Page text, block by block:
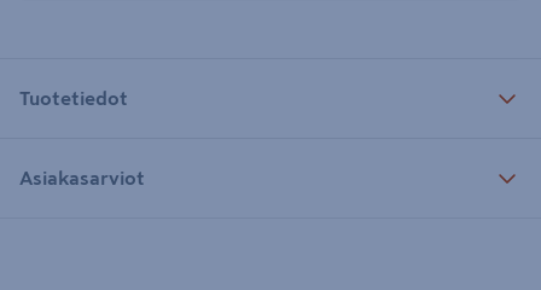
Tuotetiedot
Asiakasarviot